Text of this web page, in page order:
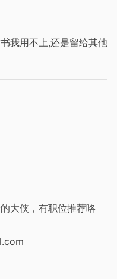
我用不上,还是留给其他
大侠，有职位推荐咯